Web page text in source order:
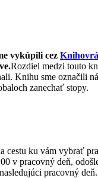
vykúpili cez
Rozdiel medzi touto
Knihu sme označili
zanechať stopy.
cestu ku vám vybrať
v pracovný deň,
pracovný deň.